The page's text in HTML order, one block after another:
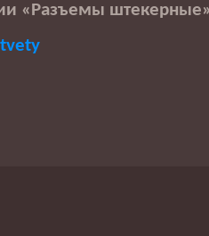
«Разъемы